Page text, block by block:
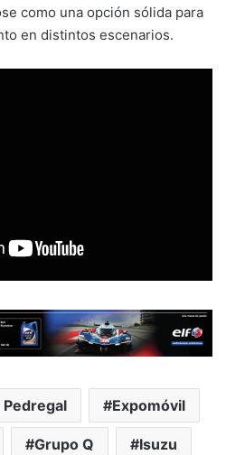
como una opción sólida para
en distintos escenarios.
Expomóvil
Grupo Q Isuzu